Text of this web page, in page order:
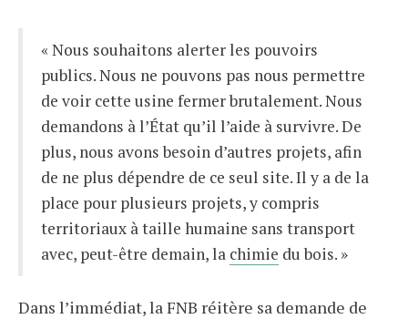
« Nous souhaitons alerter les pouvoirs
publics. Nous ne pouvons pas nous permettre
de voir cette usine fermer brutalement. Nous
demandons à l’État qu’il l’aide à survivre. De
plus, nous avons besoin d’autres projets, afin
de ne plus dépendre de ce seul site. Il y a de la
place pour plusieurs projets, y compris
territoriaux à taille humaine sans transport
avec, peut-être demain, la chimie du bois. »
Dans l’immédiat, la FNB réitère sa demande de